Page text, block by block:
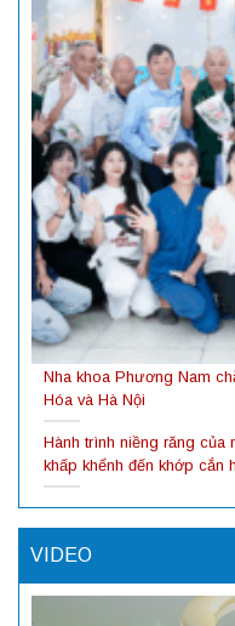
Nha khoa Phương Nam
Hóa và Hà Nội
Hành trình niềng răng của
khấp khểnh đến khớp cắn
VIDEO